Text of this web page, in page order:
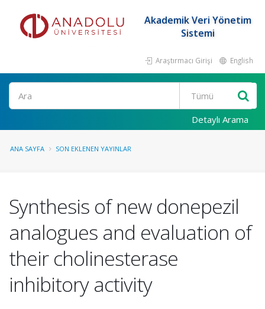
Akademik Veri Yönetim
Sistemi
Araştırmacı Girişi English
Ara
Detaylı Arama
ANA SAYFA SON EKLENEN YAYINLAR
Synthesis of new donepezil
analogues and evaluation of
their cholinesterase
inhibitory activity